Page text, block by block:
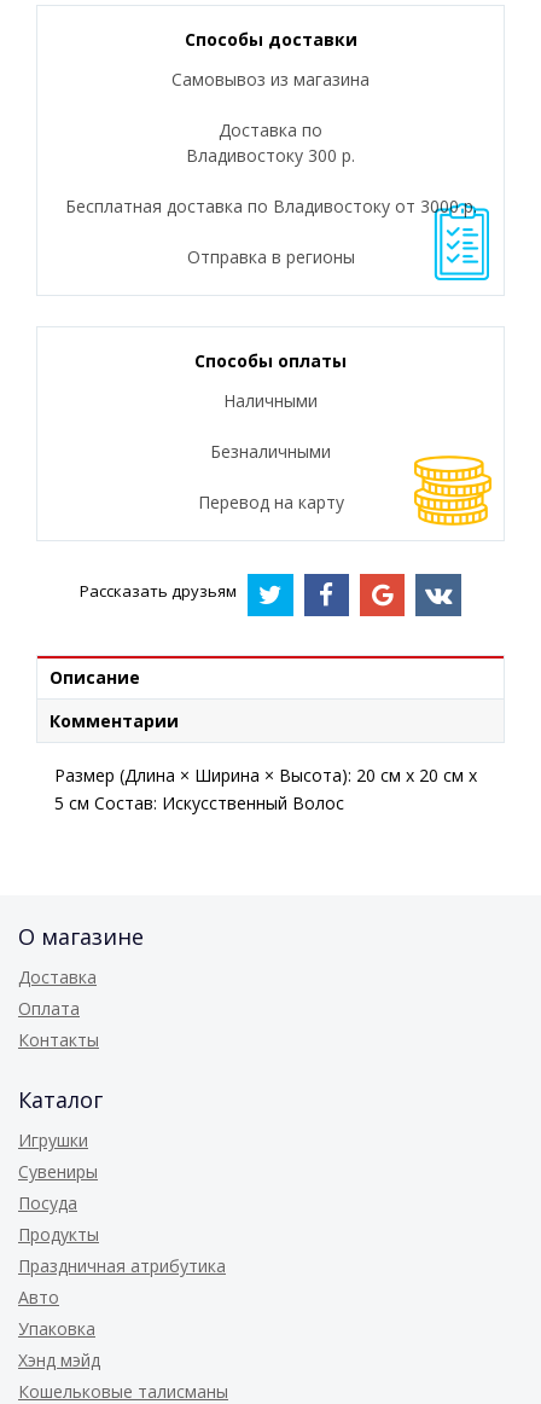
Способы доставки
Самовывоз из магазина
Доставка по
Владивостоку 300 р.
Бесплатная доставка по Владивостоку от 3000 р.
Отправка в регионы
Способы оплаты
Наличными
Безналичными
Перевод на карту
Рассказать друзьям
Описание
Комментарии
Размер (Длина × Ширина × Высота): 20 см х 20 см х
5 см Состав: Искусственный Волос
О магазине
Доставка
Оплата
Контакты
Каталог
Игрушки
Сувениры
Посуда
Продукты
Праздничная атрибутика
Авто
Упаковка
Хэнд мэйд
Кошельковые талисманы